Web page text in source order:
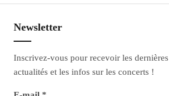
Newsletter
Inscrivez-vous pour recevoir les dernières
actualités et les infos sur les concerts !